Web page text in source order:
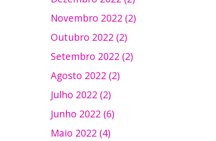
Novembro 2022 (2)
Outubro 2022 (2)
Setembro 2022 (2)
Agosto 2022 (2)
Julho 2022 (2)
Junho 2022 (6)
Maio 2022 (4)